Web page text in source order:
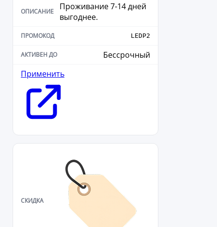
Проживание 7-14 дней
выгоднее.
LEDP2
Бессрочный
Применить